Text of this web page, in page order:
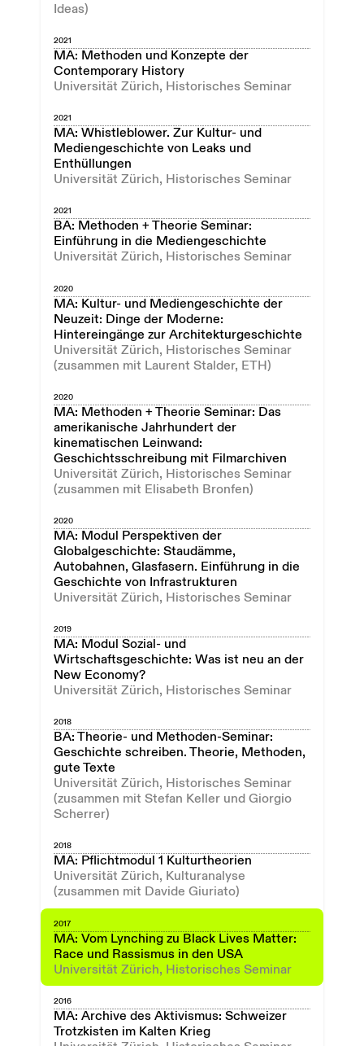
Ideas)
2021
MA: Methoden und Konzepte der
Contemporary History
Universität Zürich, Historisches Seminar
2021
MA: Whistleblower. Zur Kultur- und
Mediengeschichte von Leaks und
Enthüllungen
Universität Zürich, Historisches Seminar
2021
BA: Methoden + Theorie Seminar:
Einführung in die Mediengeschichte
Universität Zürich, Historisches Seminar
2020
MA: Kultur- und Mediengeschichte der
Neuzeit: Dinge der Moderne:
Hintereingänge zur Architekturgeschichte
Universität Zürich, Historisches Seminar
(zusammen mit Laurent Stalder, ETH)
2020
MA: Methoden + Theorie Seminar: Das
amerikanische Jahrhundert der
kinematischen Leinwand:
Geschichtsschreibung mit Filmarchiven
Universität Zürich, Historisches Seminar
(zusammen mit Elisabeth Bronfen)
2020
MA: Modul Perspektiven der
Globalgeschichte: Staudämme,
Autobahnen, Glasfasern. Einführung in die
Geschichte von Infrastrukturen
Universität Zürich, Historisches Seminar
2019
MA: Modul Sozial- und
Wirtschaftsgeschichte: Was ist neu an der
New Economy?
Universität Zürich, Historisches Seminar
2018
BA: Theorie- und Methoden-Seminar:
Geschichte schreiben. Theorie, Methoden,
gute Texte
Universität Zürich, Historisches Seminar
(zusammen mit Stefan Keller und Giorgio
Scherrer)
2018
MA: Pflichtmodul 1 Kulturtheorien
Universität Zürich, Kulturanalyse
(zusammen mit Davide Giuriato)
2017
MA: Vom Lynching zu Black Lives Matter:
Race und Rassismus in den USA
Universität Zürich, Historisches Seminar
2016
MA: Archive des Aktivismus: Schweizer
Trotzkisten im Kalten Krieg